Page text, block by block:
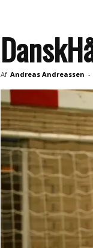
Af Andreas Andreassen -